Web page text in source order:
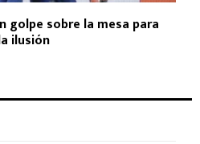
golpe sobre la mesa para
ilusión